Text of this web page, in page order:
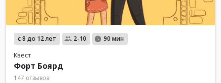
с 8 до 12 лет 2-10 90 мин
Квест
Форт Боярд
147 отзывов